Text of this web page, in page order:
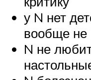
у N нет
вообще не
N не